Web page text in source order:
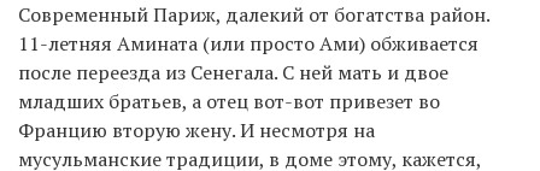
Современный Париж, далекий от богатства район.
11-летняя Амината (или просто Ами) обживается
после переезда из Сенегала. С ней мать и двое
младших братьев, а отец вот-вот привезет во
Францию вторую жену. И несмотря на
мусульманские традиции, в доме этому, кажется,